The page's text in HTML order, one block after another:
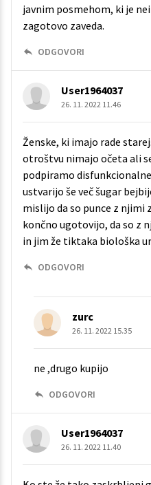
javnim posmehom, ki je
zagotovo zaveda.
ODGOVORI
User1964037
26. 11. 2022 11.46
Ženske, ki imajo rade
otroštvu nimajo očeta ali
podpiramo
ustvarijo še več šugar
mislijo da so punce z njimi
končno ugotovijo, da so z
in jim že tiktaka biološka
ODGOVORI
zurc
26. 11. 2022 15.35
ne ,drugo kupijo
ODGOVORI
User1964037
26. 11. 2022 11.40